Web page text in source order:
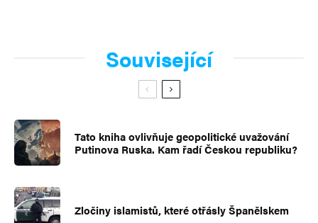
Související
Tato kniha ovlivňuje geopolitické uvažování
Putinova Ruska. Kam řadí Českou republiku?
Zločiny islamistů, které otřásly Španělskem